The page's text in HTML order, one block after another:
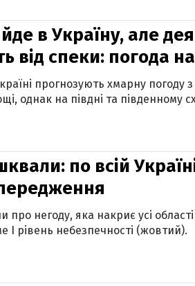
в Україну, але
від спеки: погода
прогнозують хмарну погоду
однак на півдні та південному
по всій
негоду, яка накриє усі
І рівень небезпечності (жовтий).